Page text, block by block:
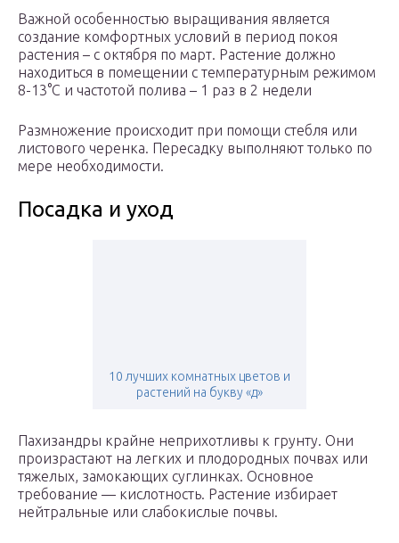
Важной особенностью выращивания является
создание комфортных условий в период покоя
растения – с октября по март. Растение должно
находиться в помещении с температурным режимом
8-13°С и частотой полива – 1 раз в 2 недели
Размножение происходит при помощи стебля или
листового черенка. Пересадку выполняют только по
мере необходимости.
Посадка и уход
10 лучших комнатных цветов и
растений на букву «д»
Пахизандры крайне неприхотливы к грунту. Они
произрастают на легких и плодородных почвах или
тяжелых, замокающих суглинках. Основное
требование — кислотность. Растение избирает
нейтральные или слабокислые почвы.